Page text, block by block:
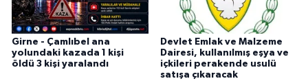
Girne - Çamlıbel ana
yolundaki kazada 1 kişi
öldü 3 kişi yaralandı
Devlet Emlak ve Malzeme
Dairesi, kullanılmış eşya ve
içkileri perakende usulü
satışa çıkaracak